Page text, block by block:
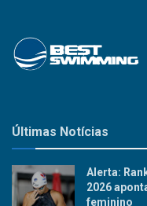
Últimas Notícias
Alerta:
2026
feminino